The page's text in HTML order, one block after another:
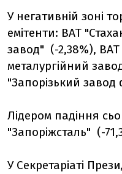
У негативній зоні
емітенти: ВАТ
завод" (-2,38%), ВАТ
металургійний
"Запорізький
Лідером падіння
"Запоріжсталь" (-
У Секретаріаті